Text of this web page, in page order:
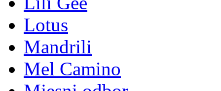
Lotus
Mandrili
Mel Camino